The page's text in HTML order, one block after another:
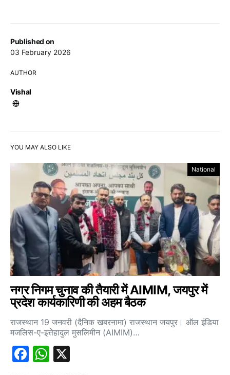
Published on
03 February 2026
AUTHOR
Vishal
YOU MAY ALSO LIKE
National
नगर निगम चुनाव की तैयारी में AIMIM, जयपुर में
प्रदेश कार्यकारिणी की अहम बैठक
राजस्थान 19 जनवरी (दैनिक खबरनामा) राजस्थान जयपुर। ऑल इंडिया
मजलिस-ए-इत्तेहादुल मुसलिमीन (AIMIM)…
Facebook
WhatsApp